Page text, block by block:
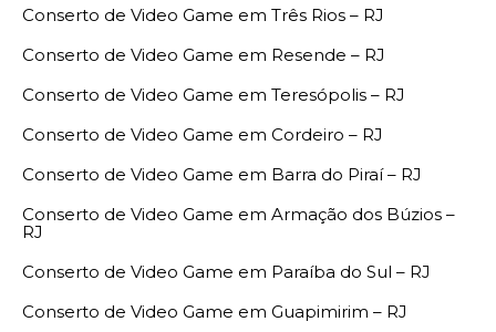
Conserto de Video Game em Três Rios – RJ
Conserto de Video Game em Resende – RJ
Conserto de Video Game em Teresópolis – RJ
Conserto de Video Game em Cordeiro – RJ
Conserto de Video Game em Barra do Piraí – RJ
Conserto de Video Game em Armação dos Búzios –
RJ
Conserto de Video Game em Paraíba do Sul – RJ
Conserto de Video Game em Guapimirim – RJ